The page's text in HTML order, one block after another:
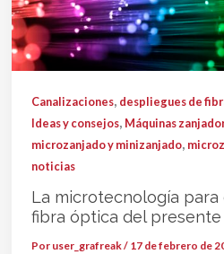
Canalizaciones, despliegues de
Ideas y consejos, Máquinas
microzanjado y minizanjado,
noticias
La microtecnología
fibra óptica del
Por user_grafreak/ 17 de febrero de